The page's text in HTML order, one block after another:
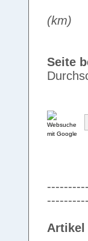
(km)
Seite
Artikel